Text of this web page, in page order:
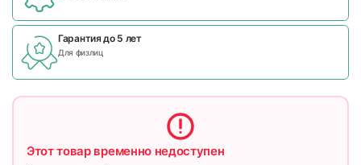
Гарантия до 5 лет
Для физлиц
Этот товар временно недоступен